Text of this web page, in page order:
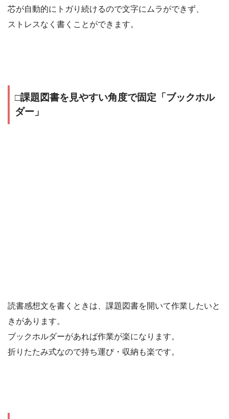
芯が自動的にトガり続けるので文字にムラができず、
ストレスなく書くことができます。
□課題図書を見やすい角度で固定「ブックホル
ダー」
読書感想文を書くときは、課題図書を開いて作業したいと
きがあります。
ブックホルダーがあれば作業が楽になります。
折りたたみ式なので持ち運び・収納も楽です。